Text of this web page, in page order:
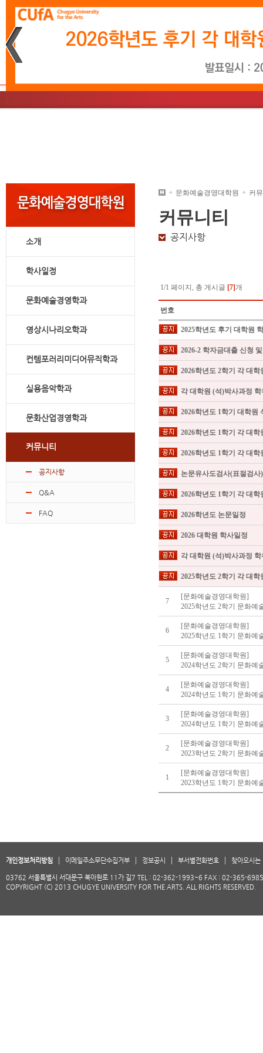
소개
학사일정
문화예술경영학과
영상시나리오학과
컨템포러리미디어뮤직학과
실용음악학과
문화산업경영학과
커뮤니티
공지사항
Q&A
FAQ
문화예술경영대학원 커
커뮤니티
공지사항
1/1 페이지, 총 게시글 [7]개
번호
2025학년도 후기 대학원
2026-2 학자금대출 신청
2026학년도 2학기 각 대
각 대학원 (석)박사과정
2026학년도 1학기 대학원
2026학년도 1학기 각 대
2026학년도 1학기 각 대
논문유사도검사(표절검사
2026학년도 논문일정
2026 대학원 학사일정
각 대학원 (석)박사과정
2025학년도 2학기 각 대
7
[문화예술경영대학원]
2025학년도 2학기 문화예
6
[문화예술경영대학원]
5
[문화예술경영대학원]
4
[문화예술경영대학원]
2024학년도 1학기 문화예
3
[문화예술경영대학원]
2
[문화예술경영대학원]
2023학년도 2학기 문화예
1
[문화예술경영대학원]
2023학년도 1학기 문화예
개인정보처리방침 이메일주소무단수집거부 정보공시 부서별전화번호 찾아오시는
03762 서울특별시 서대문구 북아현로 11가 길7 TEL : 02-362-1993~6 FAX : 02-365-6985
COPYRIGHT (C) 2013 CHUGYE UNIVERSITY FOR THE ARTS. ALL RIGHTS RESERVED.